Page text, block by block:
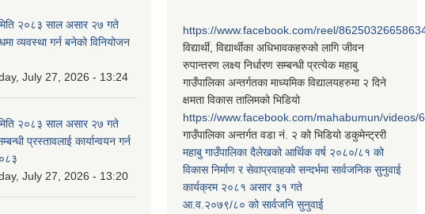
२०८३ साल असार २७ गते
व्यवस्था गर्न बनेको विनियोजन
July 27, 2026 - 13:24
२०८३ साल असार २७ गते
प्रस्तावलाई कार्यान्वयन गर्न
July 27, 2026 - 13:20
https://www.facebook.com/reel/
विद्यार्थी, विद्यार्थीका अधिभावकहरुको लागि जीवन
रुपान्तरण लक्ष्य निर्धारण सम्बन्धी प्रत्येक महाबु
गाउँपालिका अन्तर्गतका माध्यमिक विद्यालयहरुमा २ दिने
क्षमता विकास तालिमको भिडियो
https://www.facebook.com/mahabumun/videos/
गाउँपालिका अन्तर्गत वडा नं. २ को भिडियो डकुमेन्ट्ररी
महाबु गाउँपालिका दैलेखको आर्थिक वर्ष २०८०/८१ को
विकास निर्माण र सेवाप्रवाहको सन्दर्भमा सार्वजनिक सुनुवाई
कार्यक्रम २०८१ असार ३१ गते
आ.व.२०७९/८० को सार्वजनि सुनुवाई